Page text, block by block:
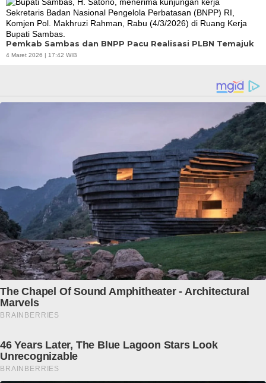
Pemkab Sambas dan BNPP Pacu Realisasi PLBN Temajuk
4 Maret 2026 | 17:42 WIB